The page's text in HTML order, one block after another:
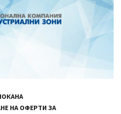
НА ОФЕРТИ ЗА